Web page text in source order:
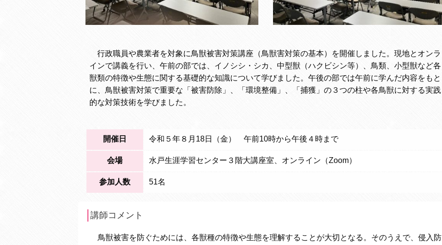
行政職員や農業者を対象に鳥獣被害対策講座（鳥獣害対策の基本）を開催しました。現地とオンラ
インで講義を行い、午前の部では、イノシシ・シカ、中型獣（ハクビシン等）、鳥類、小型獣など各
獣類の特徴や生態に関する基礎的な知識について学びました。午後の部では午前に学んだ内容をもと
に、鳥獣被害対策で重要な「被害防除」、「環境整備」、「捕獲」の３つの柱や各鳥獣に対する実践
的な対策技術を学びました。
開催日 令和５年８月18日（金） 午前10時から午後４時まで
会場 水戸生涯学習センター３階大講座室、オンライン（Zoom）
参加人数 51名
講師コメント
鳥獣被害を防ぐためには、各獣種の特徴や生態を理解することが大切となる。そのうえで、侵入防